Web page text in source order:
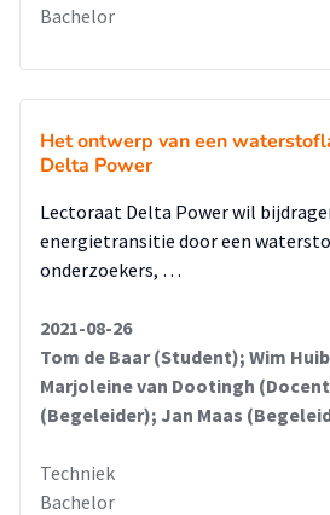
Bachelor
Het ontwerp van een
Delta Power
Lectoraat Delta Power wil
energietransitie door een
onderzoekers, …
2021-08-26
Tom de Baar (Student); Wim
Marjoleine van Dootingh
(Begeleider); Jan Maas
Techniek
Bachelor